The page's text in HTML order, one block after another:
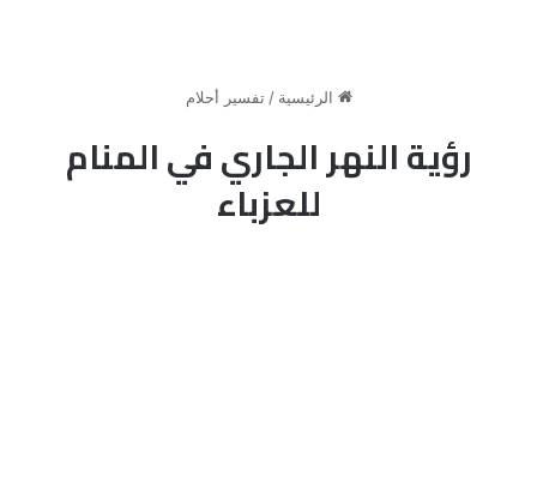
الرئيسية / تفسير أحلام
رؤية النهر الجاري في المنام
للعزباء